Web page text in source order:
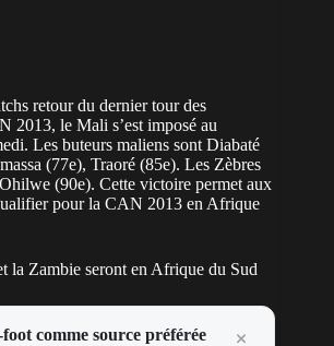
retour du dernier tour des
2013, le Mali s’est imposé au
Les buteurs maliens sont Diabaté
(77e), Traoré (85e). Les Zèbres
(90e). Cette victoire permet aux
pour la CAN 2013 en Afrique
la Zambie seront en Afrique du Sud
comme source préférée